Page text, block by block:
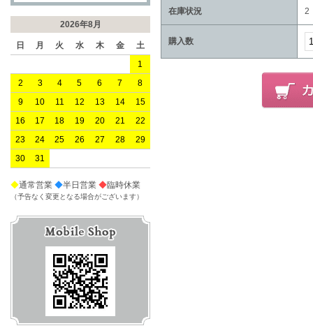
在庫状況 2
購入数
2026年8月
日 月 火 水 木 金
土
1
2
3 4 5 6 7
8
9
10 11 12 13 14
15
16
17 18 19 20 21
22
23
24 25 26 27 28
29
30
31
◆通常営業 ◆半日営業 ◆臨時休業
（予告なく変更となる場合がございます）